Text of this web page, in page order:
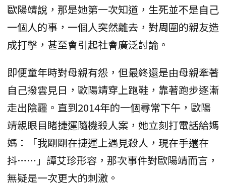
歐陽靖說，那是她第一次知道，生死並不是自己
一個人的事，一個人突然離去，對周圍的親友造
成打擊，甚至會引起社會廣泛討論。
即便童年時對母親有怨，但最終還是由母親牽著
自己撥雲見日，歐陽靖穿上跑鞋，靠著跑步逐漸
走出陰霾。直到2014年的一個尋常下午，歐陽
靖親眼目睹捷運隨機殺人案，她立刻打電話給媽
媽：「我剛剛在捷運上遇見殺人，現在手還在
抖……」譚艾珍形容，那次事件對歐陽靖而言，
無疑是一次更大的刺激。